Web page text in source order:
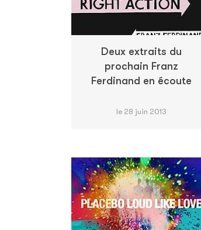
Deux extraits du
prochain Franz
Ferdinand en écoute
le 28 juin 2013